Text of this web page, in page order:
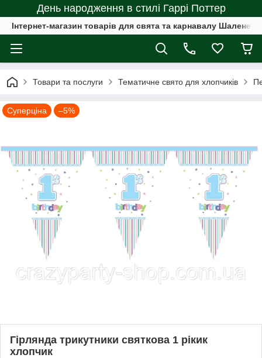
День народження в стилі Гаррі Поттер
Інтернет-магазин товарів для свята та карнавалу Шалене
Товари та послуги Тематичне свято для хлопчиків
Суперціна –5%
Гірлянда трикутники святкова 1 рікик
хлопчик